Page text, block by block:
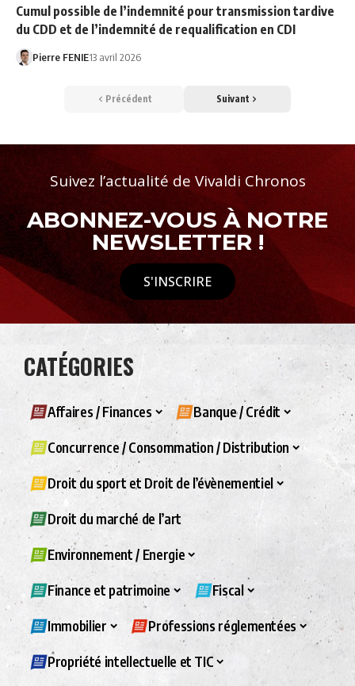
Cumul possible de l’indemnité pour transmission tardive
du CDD et de l’indemnité de requalification en CDI
Pierre FENIE13 avril 2026
Précédent Suivant
Suivez l’actualité de Vivaldi Chronos
ABONNEZ-VOUS À NOTRE
NEWSLETTER !
S'INSCRIRE
CATÉGORIES
Affaires / Finances Banque / Crédit
Concurrence / Consommation / Distribution
Droit du sport et Droit de l’évènementiel
Droit du marché de l’art
Environnement / Energie
Finance et patrimoine Fiscal
Immobilier Professions réglementées
Propriété intellectuelle et TIC